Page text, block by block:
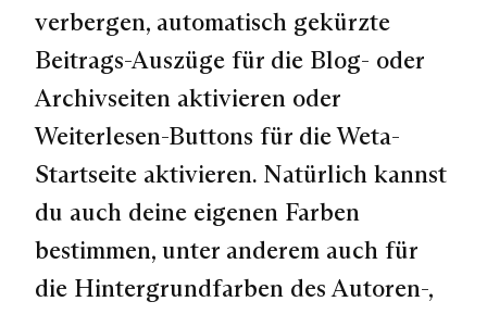
verbergen, automatisch gekürzte
Beitrags-Auszüge für die Blog- oder
Archivseiten aktivieren oder
Weiterlesen-Buttons für die Weta-
Startseite aktivieren. Natürlich kannst
du auch deine eigenen Farben
bestimmen, unter anderem auch für
die Hintergrundfarben des Autoren-,